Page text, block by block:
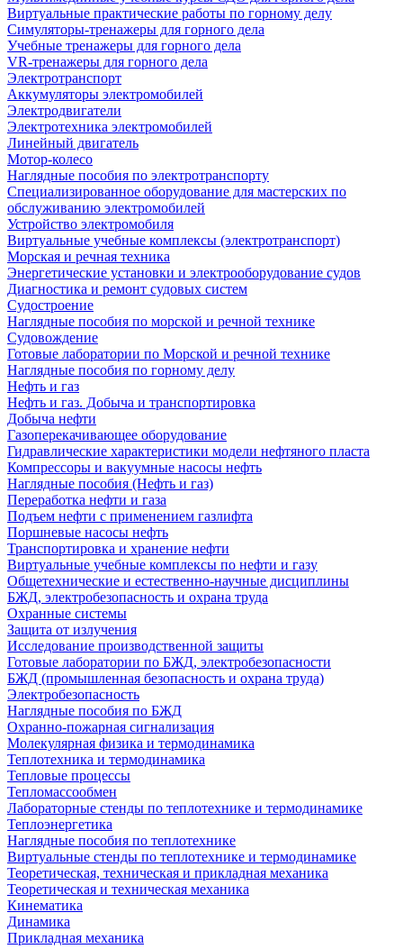
Виртуальные практические работы по горному делу
Симуляторы-тренажеры для горного дела
Учебные тренажеры для горного дела
VR-тренажеры для горного дела
Электротранспорт
Аккумуляторы электромобилей
Электродвигатели
Электротехника электромобилей
Линейный двигатель
Мотор-колесо
Наглядные пособия по электротранспорту
Специализированное оборудование для мастерских по
обслуживанию электромобилей
Устройство электромобиля
Виртуальные учебные комплексы (электротранспорт)
Морская и речная техника
Энергетические установки и электрооборудование судов
Диагностика и ремонт судовых систем
Судостроение
Наглядные пособия по морской и речной технике
Судовождение
Готовые лаборатории по Морской и речной технике
Наглядные пособия по горному делу
Нефть и газ
Нефть и газ. Добыча и транспортировка
Добыча нефти
Газоперекачивающее оборудование
Гидравлические характеристики модели нефтяного пласта
Компрессоры и вакуумные насосы нефть
Наглядные пособия (Нефть и газ)
Переработка нефти и газа
Подъем нефти с применением газлифта
Поршневые насосы нефть
Транспортировка и хранение нефти
Виртуальные учебные комплексы по нефти и газу
Общетехнические и естественно-научные дисциплины
БЖД, электробезопасность и охрана труда
Охранные системы
Защита от излучения
Исследование производственной защиты
Готовые лаборатории по БЖД, электробезопасности
БЖД (промышленная безопасность и охрана труда)
Электробезопасность
Наглядные пособия по БЖД
Охранно-пожарная сигнализация
Молекулярная физика и термодинамика
Теплотехника и термодинамика
Тепловые процессы
Тепломассообмен
Лабораторные стенды по теплотехнике и термодинамике
Теплоэнергетика
Наглядные пособия по теплотехнике
Виртуальные стенды по теплотехнике и термодинамике
Теоретическая, техническая и прикладная механика
Теоретическая и техническая механика
Кинематика
Динамика
Прикладная механика